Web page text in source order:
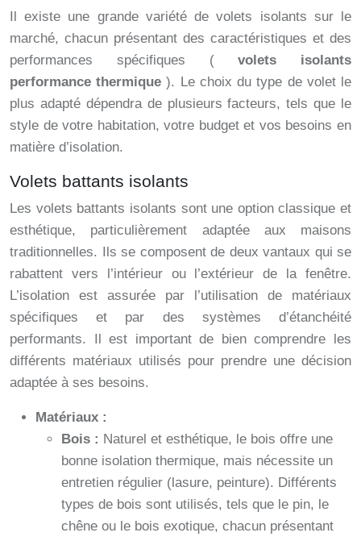
Il existe une grande variété de volets isolants sur le
marché, chacun présentant des caractéristiques et des
performances spécifiques (volets isolants
performance thermique). Le choix du type de volet le
plus adapté dépendra de plusieurs facteurs, tels que le
style de votre habitation, votre budget et vos besoins en
matière d’isolation.
Volets battants isolants
Les volets battants isolants sont une option classique et
esthétique, particulièrement adaptée aux maisons
traditionnelles. Ils se composent de deux vantaux qui se
rabattent vers l’intérieur ou l’extérieur de la fenêtre.
L’isolation est assurée par l’utilisation de matériaux
spécifiques et par des systèmes d’étanchéité
performants. Il est important de bien comprendre les
différents matériaux utilisés pour prendre une décision
adaptée à ses besoins.
Matériaux :
Bois : Naturel et esthétique, le bois offre une
bonne isolation thermique, mais nécessite un
entretien régulier (lasure, peinture). Différents
types de bois sont utilisés, tels que le pin, le
chêne ou le bois exotique, chacun présentant